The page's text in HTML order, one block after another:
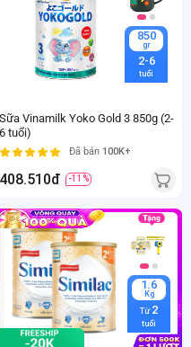
850
gr
2-6
tuổi
Sữa Vinamilk Yoko Gold 3 850g (2-
6 tuổi)
Đã bán 100K+
408.510đ -11%
1.6
Kg
Từ 2
tuổi